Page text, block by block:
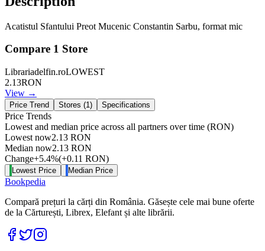
Acatistul Sfantului Preot Mucenic Constantin Sarbu, format mic
Compare 1 Store
Librariadelfin.roLOWEST
2.13RON
View →
Price Trend Stores (1) Specifications
Price Trends
Lowest and median price across all partners over time (RON)
Lowest now2.13 RON
Median now2.13 RON
Change+5.4%(+0.11 RON)
Lowest Price Median Price
Bookpedia
Compară prețuri la cărți din România. Găsește cele mai bune oferte
de la Cărturești, Librex, Elefant și alte librării.
Facebook
Twitter